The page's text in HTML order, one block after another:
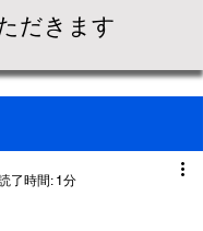
だきます
了時間: 1分